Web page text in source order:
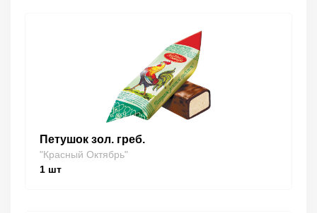
Петушок зол. греб.
"Красный Октябрь"
1 шт